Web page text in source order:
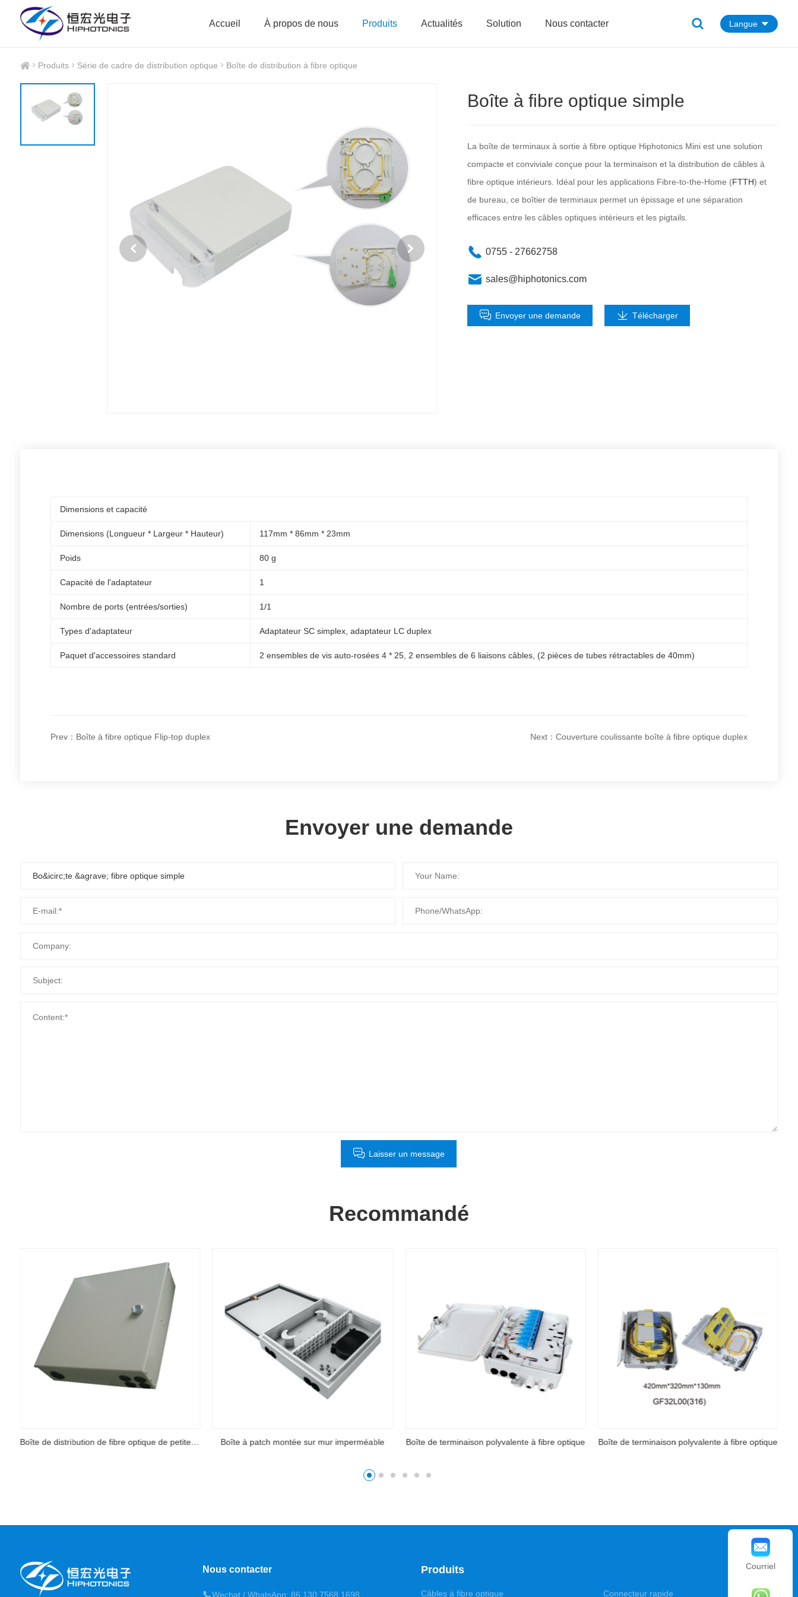
Accueil À propos de nous Produits Actualités Solution Nous contacter Langue
Produits Série de cadre de distribution optique Boîte de distribution à fibre optique
Boîte à fibre optique simple
La boîte de terminaux à sortie à fibre optique Hiphotonics Mini est une solution
compacte et conviviale conçue pour la terminaison et la distribution de câbles à
fibre optique intérieurs. Idéal pour les applications Fibre-to-the-Home (FTTH) et
de bureau, ce boîtier de terminaux permet un épissage et une séparation
efficaces entre les câbles optiques intérieurs et les pigtails.
0755 - 27662758
sales@hiphotonics.com
Envoyer une demande Télécharger
Dimensions et capacité
Dimensions (Longueur * Largeur * Hauteur) 117mm * 86mm * 23mm
Poids 80 g
Capacité de l'adaptateur 1
Nombre de ports (entrées/sorties) 1/1
Types d'adaptateur Adaptateur SC simplex, adaptateur LC duplex
Paquet d'accessoires standard 2 ensembles de vis auto-rosées 4 * 25, 2 ensembles de 6 liaisons câbles, (2 pièces de tubes rétractables de 40mm)
Prev：Boîte à fibre optique Flip-top duplex Next：Couverture coulissante boîte à fibre optique duplex
Envoyer une demande
Laisser un message
Recommandé
Boîte à patch montée sur mur imperméable Boîte de terminaison polyvalente à fibre optique Boîte de terminaison polyvalente à fibre optique Boîte de terminaison polyvalente à fibre optique
Produits
Câbles à fibre optique Connecteur rapide
Nous contacter
Wechat / WhatsApp: 86 130 7568 1698
Courriel